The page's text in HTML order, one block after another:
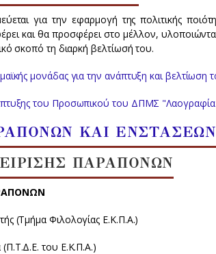
για την εφαρμογή της πολιτικής
και θα προσφέρει στο μέλλον,
σκοπό τη διαρκή βελτίωσή του.
μονάδας για την ανάπτυξη και
του Προσωπικού του ΔΠΜΣ "Λαογραφία
ΚΑΙ
ΠΑΡΑΠΟΝΩΝ
(Τμήμα Φιλολογίας Ε.Κ.Π.Α.)
του Ε.Κ.Π.Α.)